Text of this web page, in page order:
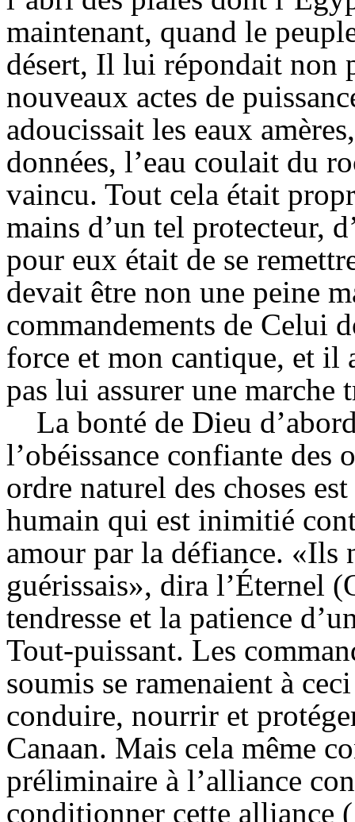
maintenant, quand le
désert, Il lui répondait non
nouveaux actes de
adoucissait les eaux
données, l’eau coulait du
vaincu. Tout cela était
mains d’un tel protecteur,
pour eux était de se
devait être non une peine
commandements de Celui
force et mon cantique, et il
pas lui assurer une marche
La bonté de Dieu
l’obéissance confiante des
ordre naturel des choses
humain qui est inimitié
amour par la défiance. «Ils
guérissais», dira l’Éternel
tendresse et la patience
Tout-puissant. Les
soumis se ramenaient à
conduire, nourrir et
Canaan. Mais cela même
préliminaire à l’alliance
conditionner cette alliance